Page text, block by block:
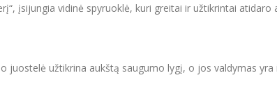
įsijungia vidinė spyruoklė, kuri greitai ir užtikrintai
juostelė užtikrina aukštą saugumo lygį, o jos valdymas